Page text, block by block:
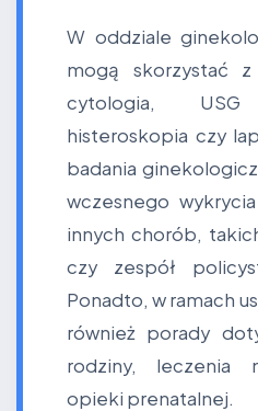
W oddziale
mogą skorzystać
cytologia, USG
histeroskopia czy
badania
wczesnego
innych chorób,
czy zespół
Ponadto, w ramach
również porady
rodziny, leczenia
opieki prenatalnej.